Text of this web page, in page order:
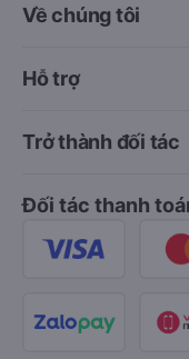
Về chúng tôi
Hỗ trợ
Trở thành đối tác
Đối tác thanh